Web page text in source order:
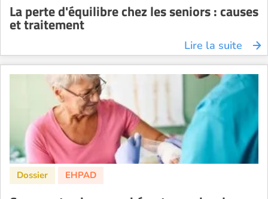
La perte d'équilibre chez les seniors : causes
et traitement
Lire la suite